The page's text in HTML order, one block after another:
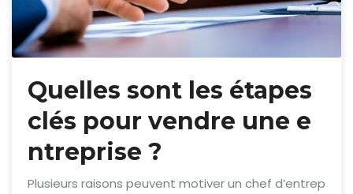
Quelles sont les étapes
clés pour vendre une e
ntreprise ?
Plusieurs raisons peuvent motiver un chef d’entrep